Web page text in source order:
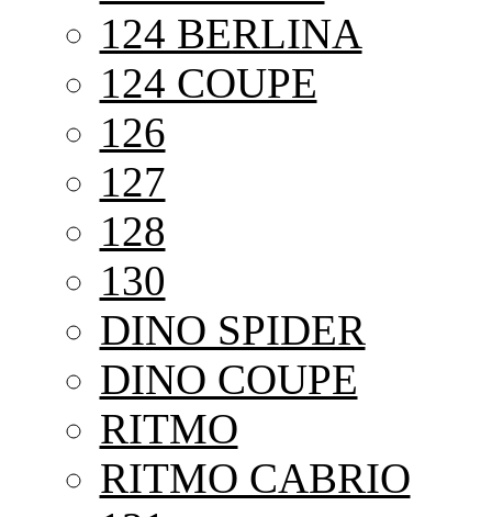
124 BERLINA
124 COUPE
126
127
128
130
DINO SPIDER
DINO COUPE
RITMO
RITMO CABRIO